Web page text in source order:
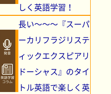
しく英語学習！
長い～～～『スーパ
ーカリフラジリステ
ィックエクスピアリ
ドーシャス』のタイ
トル英語で楽しく英